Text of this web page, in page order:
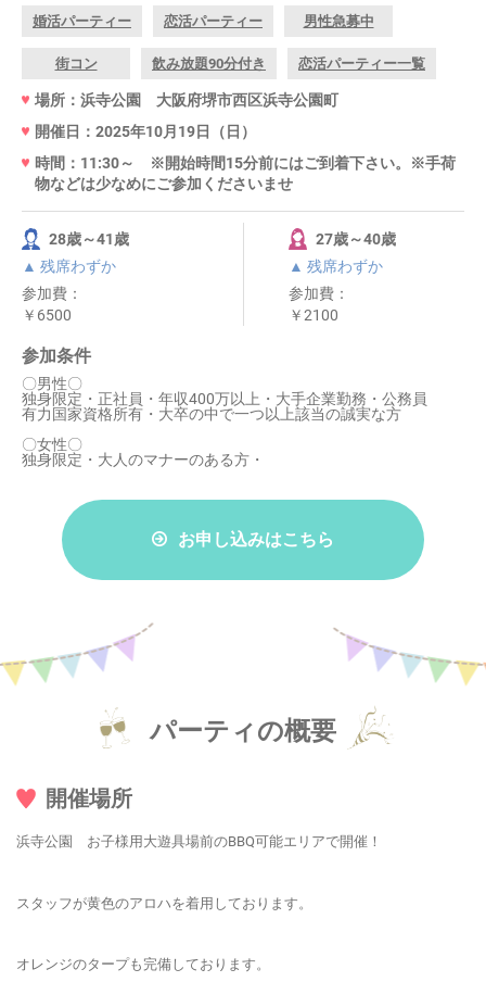
婚活パーティー 恋活パーティー 男性急募中
街コン 飲み放題90分付き 恋活パーティー一覧
場所：浜寺公園 大阪府堺市西区浜寺公園町
開催日：2025年10月19日（日）
時間：11:30～ ※開始時間15分前にはご到着下さい。※手荷
物などは少なめにご参加くださいませ
28歳～41歳
▲ 残席わずか
参加費：
￥6500
27歳～40歳
▲ 残席わずか
参加費：
￥2100
参加条件
〇男性〇
独身限定・正社員・年収400万以上・大手企業勤務・公務員
有力国家資格所有・大卒の中で一つ以上該当の誠実な方
〇女性〇
独身限定・大人のマナーのある方・
お申し込みはこちら
パーティの概要
開催場所
浜寺公園 お子様用大遊具場前のBBQ可能エリアで開催！
スタッフが黄色のアロハを着用しております。
オレンジのタープも完備しております。